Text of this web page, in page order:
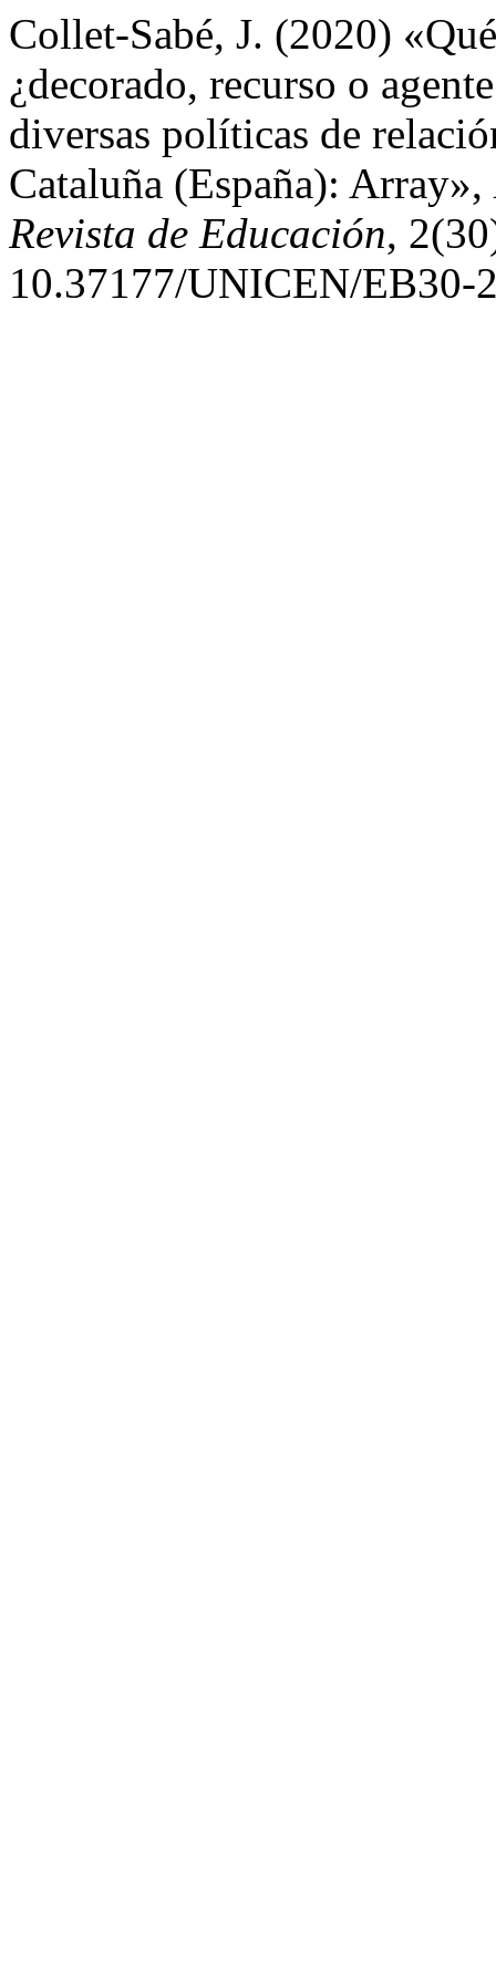
Collet-Sabé, J. (2020)
¿decorado, recurso o
diversas políticas de
Cataluña (España): Array»,
Revista de Educación,
10.37177/UNICEN/EB30-